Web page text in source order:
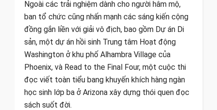
Ngoài các trải nghiệm dành cho người hâm mộ,
ban tổ chức cũng nhấn mạnh các sáng kiến ​​cộng
đồng gắn liền với giải vô địch, bao gồm Dự án Di
sản, một dự án hồi sinh Trung tâm Hoạt động
Washington ở khu phố Alhambra Village của
Phoenix, và Read to the Final Four, một cuộc thi
đọc viết toàn tiểu bang khuyến khích hàng ngàn
học sinh lớp ba ở Arizona xây dựng thói quen đọc
sách suốt đời.